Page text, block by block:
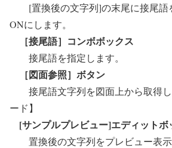
[置換後の文字列]の末尾に接尾語
ONにします。
［接尾語］コンボボックス
接尾語を指定します。
［図面参照］ボタン
接尾語文字列を図面上から取得し
ード】
[サンプルプレビュー]エディットボ
置換後の文字列をプレビュー表示